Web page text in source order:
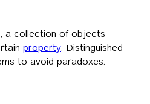
, a collection of objects
property. Distinguished
to avoid paradoxes.